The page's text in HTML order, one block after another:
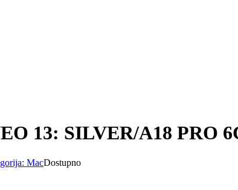
13: SILVER/A18 PRO
MacDostupno